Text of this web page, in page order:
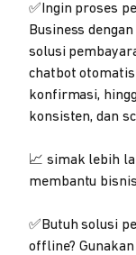
✅Ingin proses
Business
solusi
chatbot
konfirmasi,
konsisten, dan
📈 simak lebih
membantu
✅Butuh solusi
offline? Gunakan